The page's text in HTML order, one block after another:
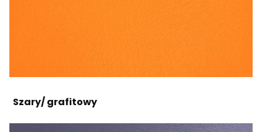
Szary/ grafitowy